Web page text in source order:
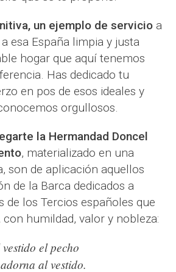
un ejemplo de servicio a
esa España limpia y justa
hogar que aquí tenemos
Has dedicado tu
en pos de esos ideales y
orgullosos.
la Hermandad Doncel
, materializado en una
son de aplicación aquellos
de la Barca dedicados a
de los Tercios españoles que
humildad, valor y nobleza:
el pecho
al vestido.